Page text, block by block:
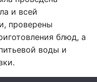
и всей
проверены
блюд, а
воды и